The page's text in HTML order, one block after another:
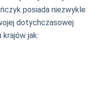
posiada niezwykle
dotychczasowej
jak: